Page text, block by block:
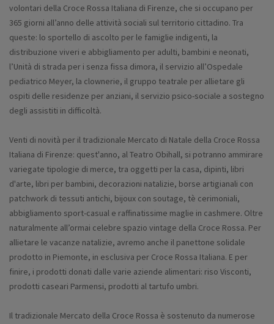
volontari della Croce Rossa Italiana di Firenze, che si occupano per
365 giorni all’anno delle attività sociali sul territorio cittadino. Tra
queste: lo sportello di ascolto per le famiglie indigenti, la
distribuzione viveri e abbigliamento per adulti, bambini e neonati,
l’Unità di strada per i senza fissa dimora, il servizio all’Ospedale
pediatrico Meyer, la clownerie, il gruppo teatrale per allietare gli
ospiti delle residenze per anziani, il servizio psico-sociale a sostegno
degli assistiti in difficoltà.
Venti di novità per il tradizionale Mercato di Natale della Croce Rossa
Italiana di Firenze: quest'anno, al Teatro Obihall, si potranno ammirare
variegate tipologie di merce, tra oggetti per la casa, dipinti, libri
d'arte, libri per bambini, decorazioni natalizie, borse artigianali con
patchwork di tessuti antichi, bijoux con soutage, tè cerimoniali,
abbigliamento sport-casual e raffinatissime maglie in cashmere. Oltre
naturalmente all’ormai celebre spazio vintage della Croce Rossa. Per
allietare le vacanze natalizie, avremo anche il panettone solidale
prodotto in Piemonte, in esclusiva per Croce Rossa Italiana. E per
finire, i prodotti donati dalle varie aziende alimentari: riso Visconti,
prodotti caseari Parmensi, prodotti al tartufo umbri.
Il tradizionale Mercato della Croce Rossa è sostenuto da numerose